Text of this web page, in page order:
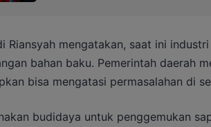
Riansyah mengatakan, saat ini
bahan baku. Pemerintah daerah
bisa mengatasi permasalahan di
budidaya untuk penggemukan